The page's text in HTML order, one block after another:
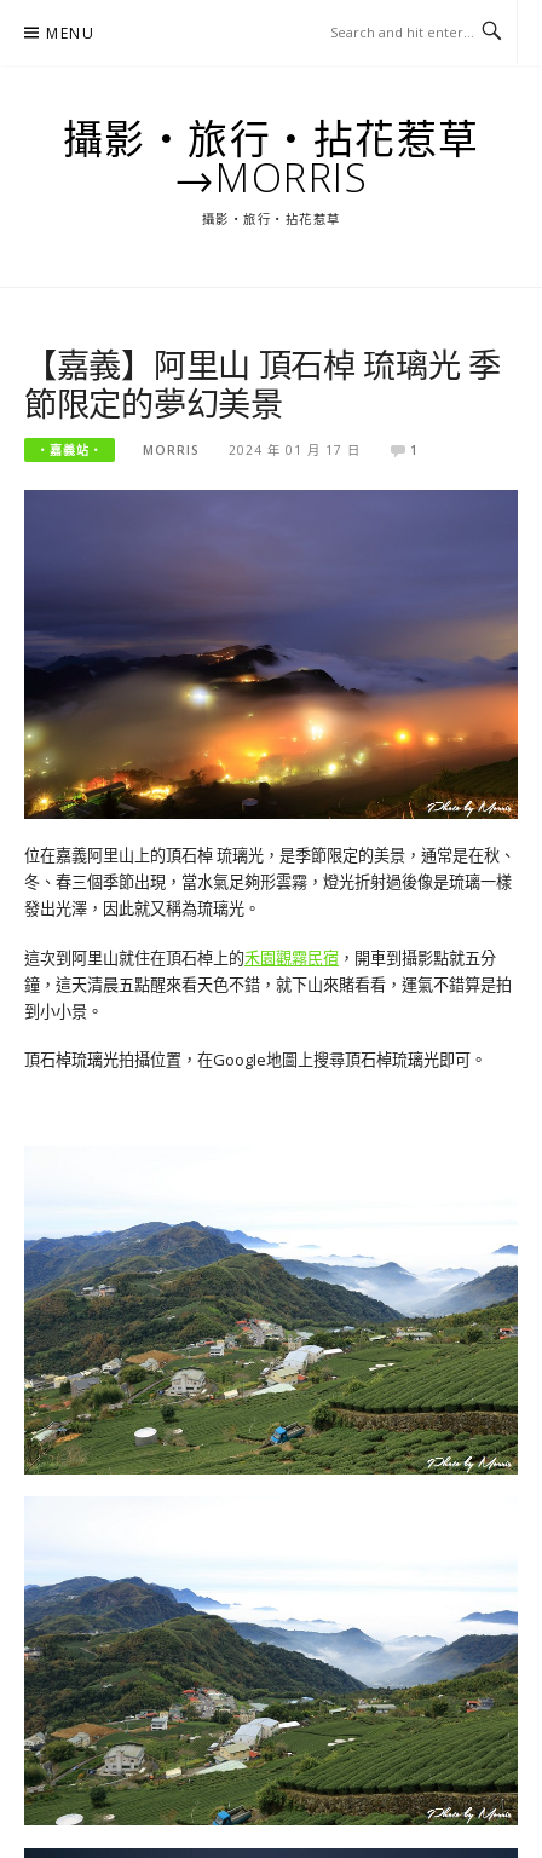
MENU
攝影‧旅行‧拈花惹草
→MORRIS
攝影‧旅行‧拈花惹草
【嘉義】阿里山 頂石棹 琉璃光 季
節限定的夢幻美景
‧嘉義站‧ MORRIS 2024 年 01 月 17 日 1
位在嘉義阿里山上的頂石棹 琉璃光，是季節限定的美景，通常是在秋、
冬、春三個季節出現，當水氣足夠形雲霧，燈光折射過後像是琉璃一樣
發出光澤，因此就又稱為琉璃光。
這次到阿里山就住在頂石棹上的禾園觀霧民宿 ，開車到攝影點就五分
鐘，這天清晨五點醒來看天色不錯，就下山來賭看看，運氣不錯算是拍
到小小景。
頂石棹琉璃光拍攝位置，在Google地圖上搜尋頂石棹琉璃光即可。